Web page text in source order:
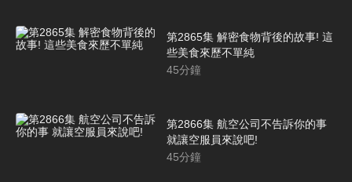
第2865集 解密食物背後的故事! 這
些美食來歷不單純
45分鐘
第2866集 航空公司不告訴你的事
就讓空服員來說吧!
45分鐘